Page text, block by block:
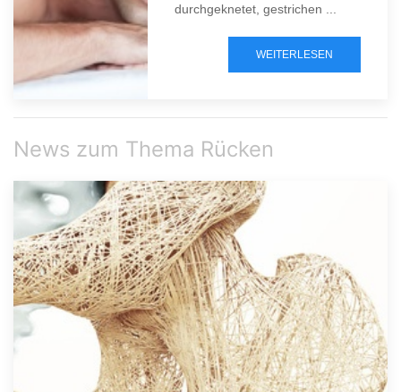
durchgeknetet, gestrichen ...
WEITERLESEN
News zum Thema Rücken